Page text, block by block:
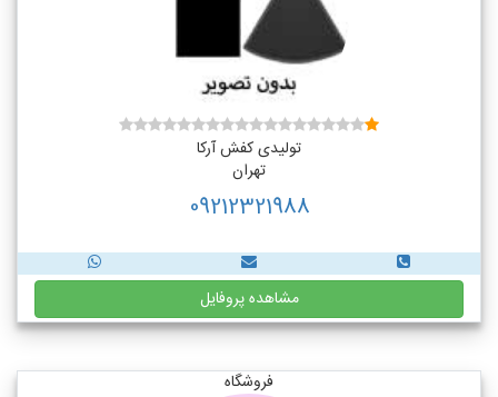
تولیدی کفش آرکا
تهران
09212321988
مشاهده پروفایل
فروشگاه